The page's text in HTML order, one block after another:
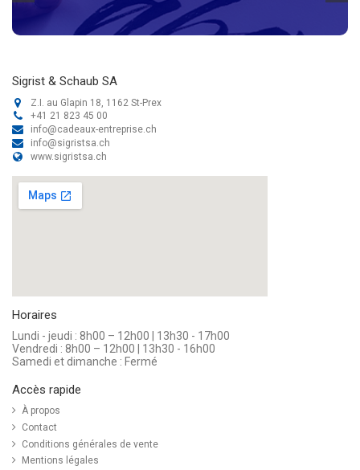
Sigrist & Schaub SA
Z.I. au Glapin 18, 1162 St-Prex
+41 21 823 45 00
info@cadeaux-entreprise.ch
info@sigristsa.ch
www.sigristsa.ch
Horaires
Lundi - jeudi : 8h00 – 12h00 | 13h30 - 17h00
Vendredi : 8h00 – 12h00 | 13h30 - 16h00
Samedi et dimanche : Fermé
Accès rapide
À propos
Contact
Conditions générales de vente
Mentions légales